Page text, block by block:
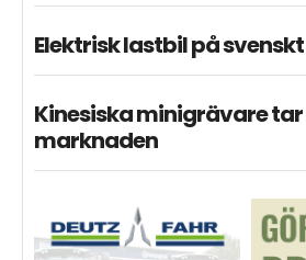
Elektrisk lastbil på
Kinesiska minigrävare
marknaden